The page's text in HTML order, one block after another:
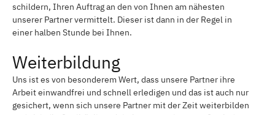
schildern, Ihren Auftrag an den von Ihnen am nähesten
unserer Partner vermittelt. Dieser ist dann in der Regel in
einer halben Stunde bei Ihnen.
Weiterbildung
Uns ist es von besonderem Wert, dass unsere Partner ihre
Arbeit einwandfrei und schnell erledigen und das ist auch nur
gesichert, wenn sich unsere Partner mit der Zeit weiterbilden